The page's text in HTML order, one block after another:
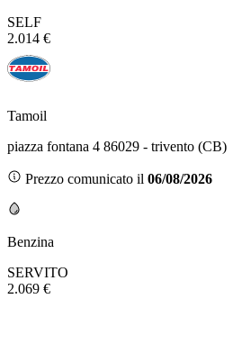
SELF
2.014 €
Tamoil
piazza fontana 4 86029 - trivento (CB)
Prezzo comunicato il 06/08/2026
Benzina
SERVITO
2.069 €